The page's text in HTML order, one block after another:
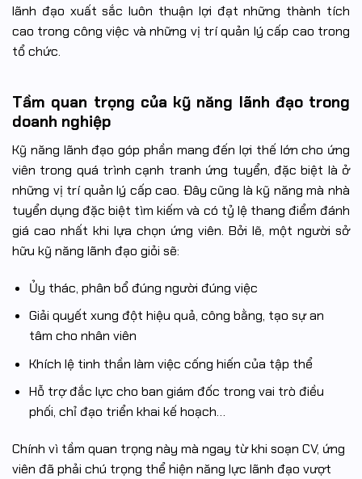
lãnh đạo xuất sắc luôn thuận lợi đạt những thành tích
cao trong công việc và những vị trí quản lý cấp cao trong
tổ chức.
Tầm quan trọng của kỹ năng lãnh đạo trong
doanh nghiệp
Kỹ năng lãnh đạo góp phần mang đến lợi thế lớn cho ứng
viên trong quá trình cạnh tranh ứng tuyển, đặc biệt là ở
những vị trí quản lý cấp cao. Đây cũng là kỹ năng mà nhà
tuyển dụng đặc biệt tìm kiếm và có tỷ lệ thang điểm đánh
giá cao nhất khi lựa chọn ứng viên. Bởi lẽ, một người sở
hữu kỹ năng lãnh đạo giỏi sẽ:
Ủy thác, phân bổ đúng người đúng việc
Giải quyết xung đột hiệu quả, công bằng, tạo sự an
tâm cho nhân viên
Khích lệ tinh thần làm việc cống hiến của tập thể
Hỗ trợ đắc lực cho ban giám đốc trong vai trò điều
phối, chỉ đạo triển khai kế hoạch…
Chính vì tầm quan trọng này mà ngay từ khi soạn CV, ứng
viên đã phải chú trọng thể hiện năng lực lãnh đạo vượt